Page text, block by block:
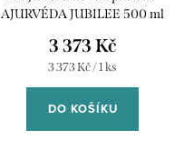
AJURVÉDA JUBILEE 500 ml
3 373 Kč
Měrná
3 373 Kč / 1 ks
DO KOŠÍKU